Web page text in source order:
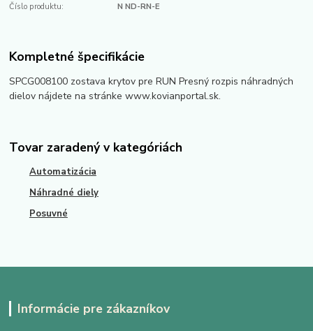
Číslo produktu: N ND-RN-E
Kompletné špecifikácie
SPCG008100 zostava krytov pre RUN Presný rozpis náhradných
dielov nájdete na stránke www.kovianportal.sk.
Tovar zaradený v kategóriách
Automatizácia
Náhradné diely
Posuvné
Informácie pre zákazníkov